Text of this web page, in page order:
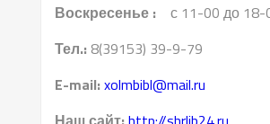
Воскресенье : с 11-00 до 18-
Тел.: 8(39153) 39-9-79
E-mail: xolmbibl@mail.ru